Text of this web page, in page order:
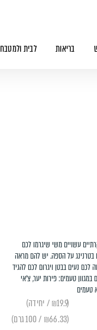
בריאות לבית ולמטבח
עשויים משי שיגרמו לכם
על הספה. יש להם מראה
לכם נעים בבטן ויגרום לכם להגיד
במגוון טעמים: פירות יער, צ'אי
טעמים
(₪19.9 / יחידה)
(₪66.33 / 100 גרם)